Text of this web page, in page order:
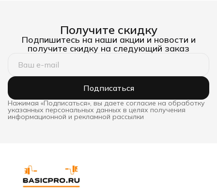
Получите скидку
Подпишитесь на наши акции и новости и
получите скидку на следующий заказ
Подписаться
Нажимая «Подписаться», вы даете согласие на обработку
указанных персональных данных в целях получения
информационной и рекламной рассылки